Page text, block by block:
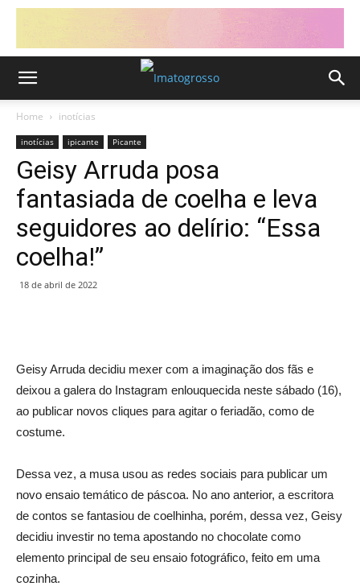
Home inotícias
inotícias ipicante Picante
Geisy Arruda posa
fantasiada de coelha e leva
seguidores ao delírio: “Essa
coelha!”
18 de abril de 2022
Geisy Arruda decidiu mexer com a imaginação dos fãs e
deixou a galera do Instagram enlouquecida neste sábado (16),
ao publicar novos cliques para agitar o feriadão, como de
costume.
Dessa vez, a musa usou as redes sociais para publicar um
novo ensaio temático de páscoa. No ano anterior, a escritora
de contos se fantasiou de coelhinha, porém, dessa vez, Geisy
decidiu investir no tema apostando no chocolate como
elemento principal de seu ensaio fotográfico, feito em uma
cozinha.